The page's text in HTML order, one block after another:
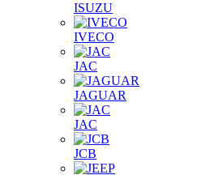
ISUZU
IVECO
JAC
JAGUAR
JAС
JCB